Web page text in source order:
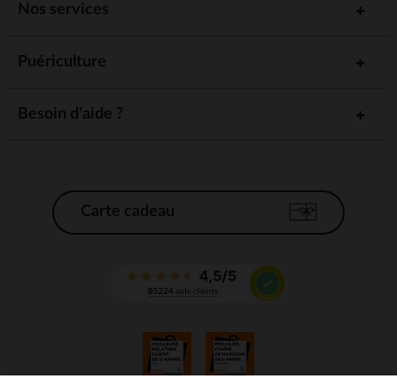
Nos services
Puériculture
Besoin d'aide ?
Carte cadeau